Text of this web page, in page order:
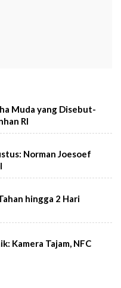
Muda yang Disebut-
RI
Norman Joesoef
hingga 2 Hari
Kamera Tajam, NFC